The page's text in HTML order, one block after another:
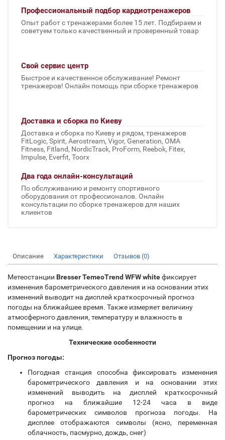
Профессиональный подбор кардиотренажеров
Опыт работ с тренажерами более 15 лет. Подбираем и
советуем только качественный и проверенный товар
Свой сервис центр
Быстрое и качественное обслуживание! Ремонт
тренажеров! Онлайн помощь при сборке тренажеров
Доставка и сборка по Киеву
Доставка и сборка по Киеву и рядом, тренажеров
FitLogic, Spirit, Aerostream, Vigor, Generation, OMA
Fitness, Fitland, NordicTrack, ProForm, Reebok, Fitex,
Impulse, Everfit, Toorx
Два года онлайн-консультаций
По обслуживанию и ремонту спортивного
оборудования от профессионалов. Онлайн
консультации по сборке тренажеров для наших
клиентов
Описание Характеристики Отзывов (0)
Метеостанции Bresser TemeoTrend WFW whiteфиксирует
изменения барометрического давления и на основании этих
изменений выводит на дисплей краткосрочный прогноз
погоды на ближайшее время. Также измеряет величину
атмосферного давления, температуру и влажность в
помещении и на улице.
Технические особенности
Прогноз погоды:
Погодная станция способна фиксировать изменения
барометрического давления и на основании этих
изменений выводить на дисплей краткосрочный
прогноз на ближайшие 12-24 часа в виде
барометрических символов прогноза погоды. На
дисплее отображаются символы (ясно, переменная
облачность, пасмурно, дождь, снег)